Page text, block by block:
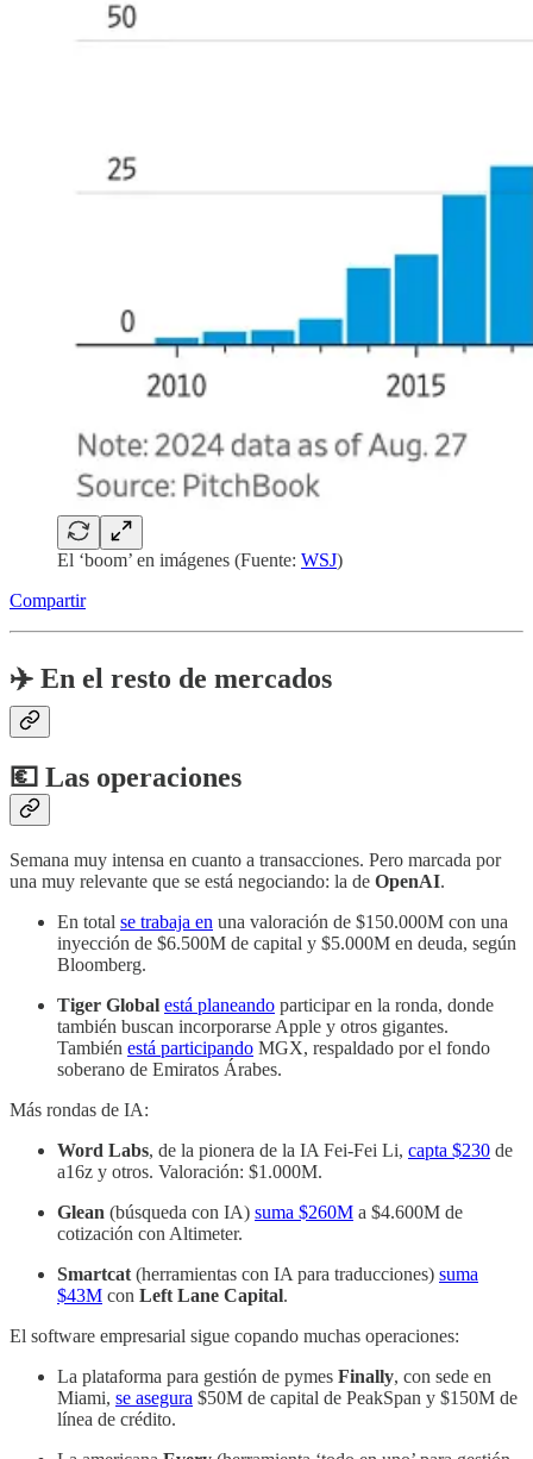
El ‘boom’ en imágenes (Fuente: WSJ)
Compartir
✈️ En el resto de mercados
💶 Las operaciones
Semana muy intensa en cuanto a transacciones. Pero marcada por
una muy relevante que se está negociando: la de OpenAI.
En total se trabaja en una valoración de $150.000M con una
inyección de $6.500M de capital y $5.000M en deuda, según
Bloomberg.
Tiger Global está planeando participar en la ronda, donde
también buscan incorporarse Apple y otros gigantes.
También está participando MGX, respaldado por el fondo
soberano de Emiratos Árabes.
Más rondas de IA:
Word Labs, de la pionera de la IA Fei-Fei Li, capta $230 de
a16z y otros. Valoración: $1.000M.
Glean (búsqueda con IA) suma $260M a $4.600M de
cotización con Altimeter.
Smartcat (herramientas con IA para traducciones) suma
$43M con Left Lane Capital.
El software empresarial sigue copando muchas operaciones:
La plataforma para gestión de pymes Finally, con sede en
Miami, se asegura $50M de capital de PeakSpan y $150M de
línea de crédito.